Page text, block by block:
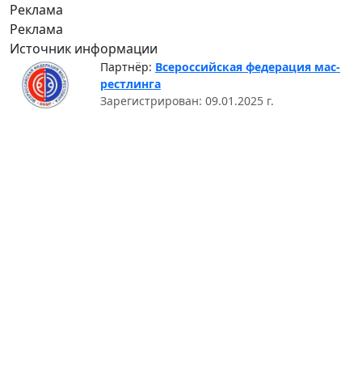
Реклама
Реклама
Источник информации
Партнёр: Всероссийская федерация мас-
рестлинга
Зарегистрирован: 09.01.2025 г.